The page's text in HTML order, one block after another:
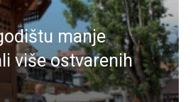
manje
više ostvarenih